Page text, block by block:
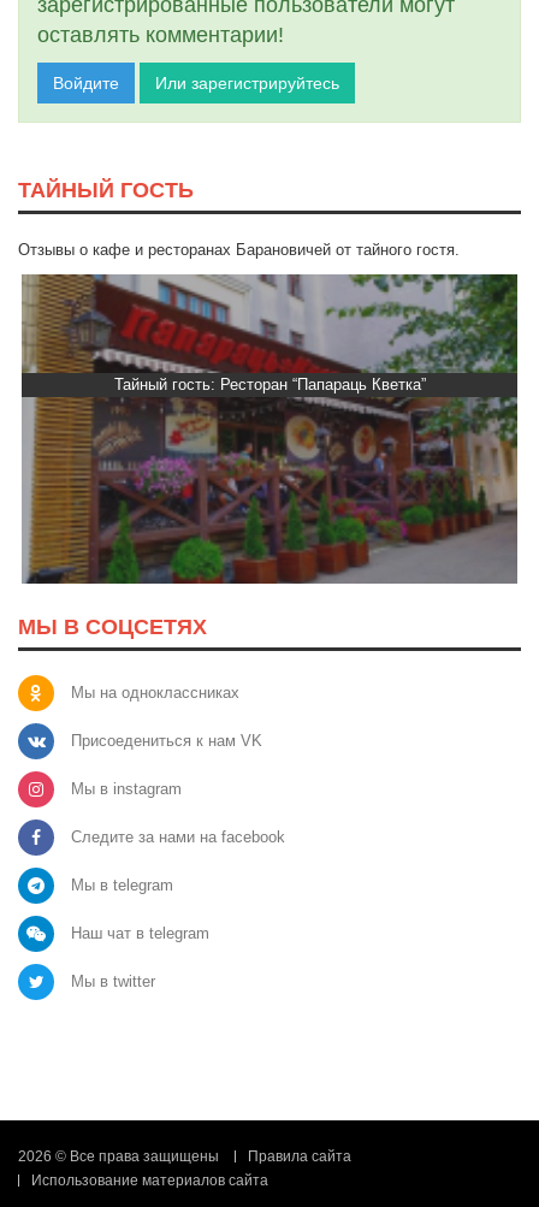
оставлять комментарии!
Войдите Или зарегистрируйтесь
ТАЙНЫЙ ГОСТЬ
Отзывы о кафе и ресторанах Барановичей от тайного гостя.
Тайный гость: Ресторан “Папараць Кветка”
МЫ В СОЦСЕТЯХ
Мы на одноклассниках
Присоедениться к нам VK
Мы в instagram
Следите за нами на facebook
Мы в telegram
Наш чат в telegram
Мы в twitter
2026 © Все права защищены
Правила сайта
Использование материалов сайта